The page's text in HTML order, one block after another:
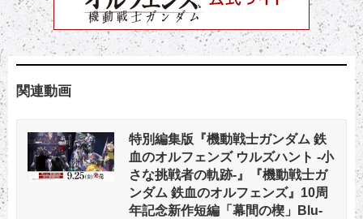
関連動画
特別編集版『機動戦士ガンダム 鉄
血のオルフェンズ ウルズハント -小
さな挑戦者の軌跡-』『機動戦士ガ
ンダム 鉄血のオルフェンズ』10周
年記念新作短編「幕間の楔」Blu-